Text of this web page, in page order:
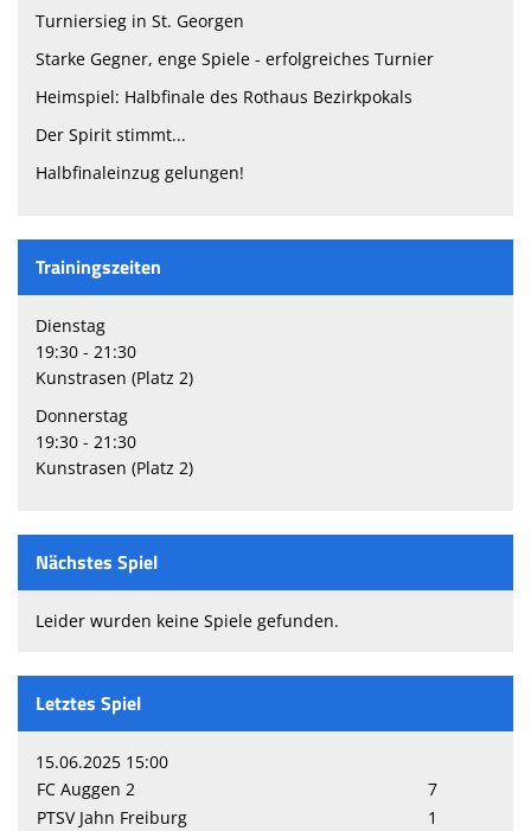
Turniersieg in St. Georgen
Starke Gegner, enge Spiele - erfolgreiches Turnier
Heimspiel: Halbfinale des Rothaus Bezirkpokals
Der Spirit stimmt...
Halbfinaleinzug gelungen!
Trainingszeiten
Dienstag
19:30 - 21:30
Kunstrasen (Platz 2)
Donnerstag
19:30 - 21:30
Kunstrasen (Platz 2)
Nächstes Spiel
Leider wurden keine Spiele gefunden.
Letztes Spiel
15.06.2025 15:00
FC Auggen 2
7
PTSV Jahn Freiburg
1